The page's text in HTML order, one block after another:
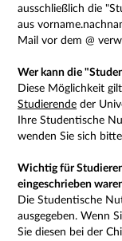
ausschließlich die
aus
Mail vor dem @
Wer kann die
Diese Möglichkeit
Studierende der
Ihre Studentische
wenden Sie sich
Wichtig für
eingeschrieben
Die Studentische
ausgegeben. Wenn
Sie diesen bei der